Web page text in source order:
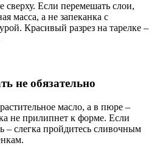
сверху. Если перемешать слои,
масса, а не запеканка с
Красивый разрез на тарелке –
не обязательно
масло, а в пюре –
не прилипнет к форме. Если
– слегка пройдитесь сливочным